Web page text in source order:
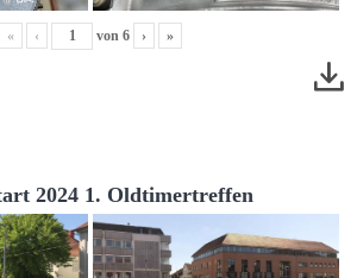
« ‹ von 6 › »
2024 1. Oldtimertreffen